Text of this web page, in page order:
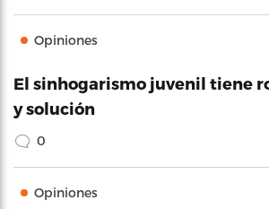
Opiniones
El sinhogarismo juvenil tiene
y solución
0
Opiniones